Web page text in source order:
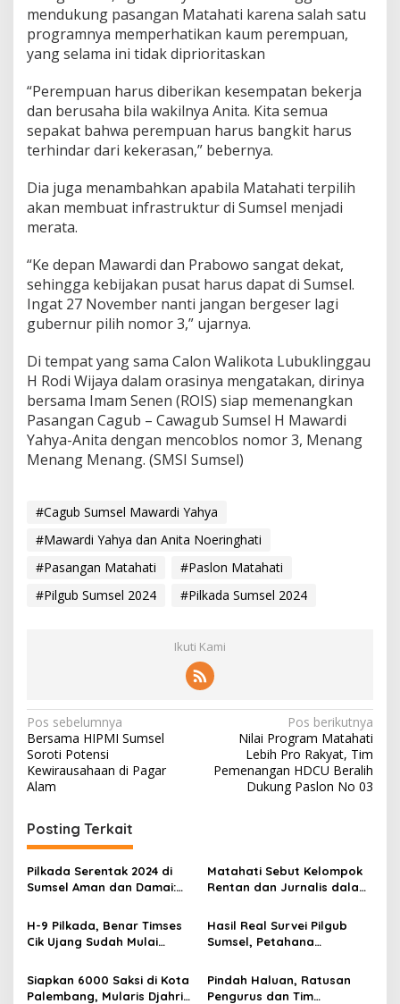
mendukung pasangan Matahati karena salah satu
programnya memperhatikan kaum perempuan,
yang selama ini tidak diprioritaskan
“Perempuan harus diberikan kesempatan bekerja
dan berusaha bila wakilnya Anita. Kita semua
sepakat bahwa perempuan harus bangkit harus
terhindar dari kekerasan,” bebernya.
Dia juga menambahkan apabila Matahati terpilih
akan membuat infrastruktur di Sumsel menjadi
merata.
“Ke depan Mawardi dan Prabowo sangat dekat,
sehingga kebijakan pusat harus dapat di Sumsel.
Ingat 27 November nanti jangan bergeser lagi
gubernur pilih nomor 3,” ujarnya.
Di tempat yang sama Calon Walikota Lubuklinggau
H Rodi Wijaya dalam orasinya mengatakan, dirinya
bersama Imam Senen (ROIS) siap memenangkan
Pasangan Cagub – Cawagub Sumsel H Mawardi
Yahya-Anita dengan mencoblos nomor 3, Menang
Menang Menang. (SMSI Sumsel)
#Cagub Sumsel Mawardi Yahya
#Mawardi Yahya dan Anita Noeringhati
#Pasangan Matahati
#Paslon Matahati
#Pilgub Sumsel 2024
#Pilkada Sumsel 2024
Ikuti Kami
N
a
v
i
g
a
s
i
p
o
s
Pos sebelumnya
Bersama HIPMI Sumsel
Soroti Potensi
Kewirausahaan di Pagar
Alam
Pos berikutnya
Nilai Program Matahati
Lebih Pro Rakyat, Tim
Pemenangan HDCU Beralih
Dukung Paslon No 03
Posting Terkait
Pilkada Serentak 2024 di
Sumsel Aman dan Damai:
Kunci
Matahati Sebut Kelompok
Rentan dan Jurnalis dalam
Pengamat: Pemimpin yang
Paling Merangkul!
H-9 Pilkada, Benar Timses
Cik Ujang Sudah Mulai
Hasil Real Survei Pilgub
Sumsel, Petahana
Siapkan 6000 Saksi di Kota
Palembang, Mularis Djahri
Pindah Haluan, Ratusan
Pengurus dan Tim